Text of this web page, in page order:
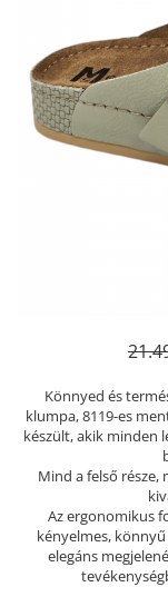
Női nyitott papucs -
Női szandál - DOSS
Férfi nyitott papucs
Házi papucs - DOSS
PIUMETTA -
MEDI+ LÁBBELI
Női csukott papucs
Női nyitott papucs -
Női szandál - Leon
NYÁRI NŐI
Szandál
Papucs
NYARI FÉRFI
Könnyed és
klumpa, 8119-es
készült, akik minden
Mind a felső
Az ergonomikus
kényelmes,
elegáns